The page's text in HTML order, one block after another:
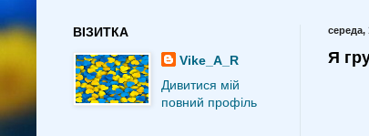
середа,
Я
ВІЗИТКА
Vike_A_R
Дивитися мій
повний профіль